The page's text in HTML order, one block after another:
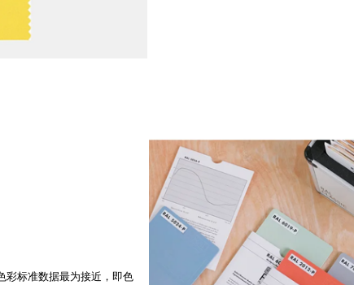
彩标准数据最为接近，即色